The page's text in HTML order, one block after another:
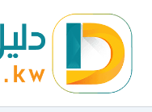
المحتوى